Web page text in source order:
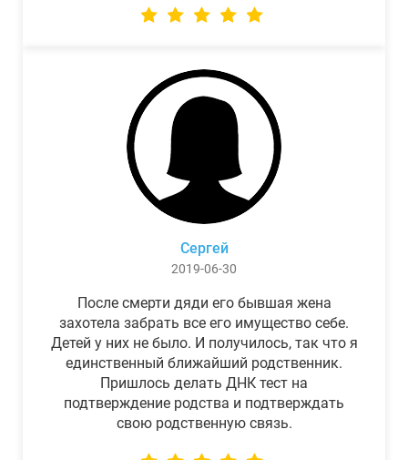
Сергей
2019-06-30
После смерти дяди его бывшая жена
захотела забрать все его имущество себе.
Детей у них не было. И получилось, так что я
единственный ближайший родственник.
Пришлось делать ДНК тест на
подтверждение родства и подтверждать
свою родственную связь.